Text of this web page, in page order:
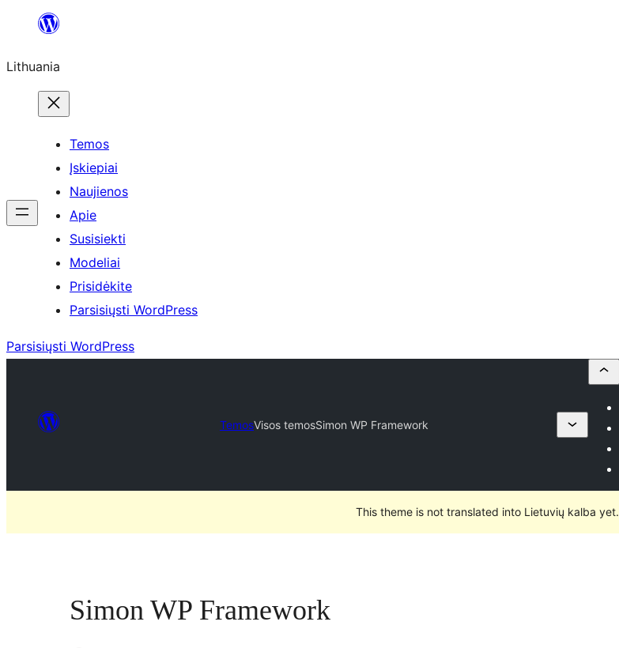
turinio
Lithuania
Temos
Įskiepiai
Naujienos
Apie
Susisiekti
Modeliai
Prisidėkite
Parsisiųsti WordPress
Parsisiųsti WordPress
TemosVisos temosSimon WP Framework
This theme is not translated into Lietuvių kalba yet.
Simon WP Framework